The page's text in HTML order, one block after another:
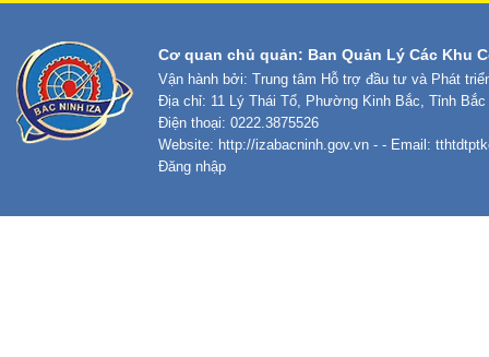
Cơ quan chủ quản: Ban Quản Lý Các Khu
Vận hành bởi: Trung tâm Hỗ trợ đầu tư và Phát
Địa chỉ: 11 Lý Thái Tổ, Phường Kinh Bắc, Tỉnh Bắc
Điện thoại: 0222.3875526
Website: http://izabacninh.gov.vn - - Email:
Đăng nhập